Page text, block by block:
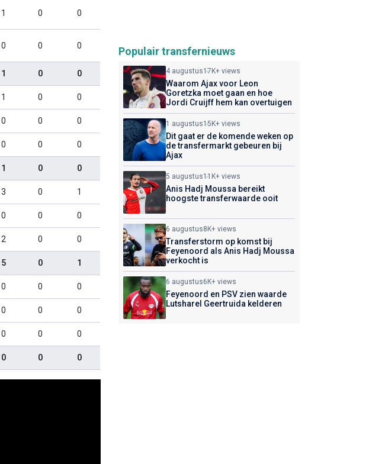
1 0 0
0 0 0
1 0 0
1 0 0
0 0 0
0 0 0
1 0 0
3 0 1
0 0 0
2 0 0
5 0 1
0 0 0
0 0 0
0 0 0
0 0 0
Populair transfernieuws
4 augustus17K+ views
Waarom Ajax voor Leon
Goretzka moet gaan en hoe
Jordi Cruijff hem kan overtuigen
1 augustus15K+ views
Dit gaat er de komende weken op
de transfermarkt gebeuren bij
Ajax
5 augustus11K+ views
Anis Hadj Moussa bereikt
hoogste transferwaarde ooit
6 augustus8K+ views
Transferstorm op komst bij
Feyenoord als Anis Hadj Moussa
verkocht is
6 augustus6K+ views
Feyenoord en PSV zien waarde
Lutsharel Geertruida kelderen